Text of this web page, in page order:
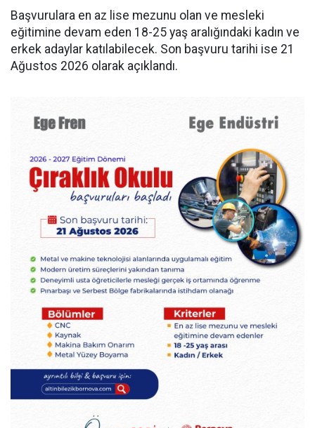
Başvurulara en az lise mezunu olan ve mesleki
eğitimine devam eden 18-25 yaş aralığındaki kadın ve
erkek adaylar katılabilecek. Son başvuru tarihi ise 21
Ağustos 2026 olarak açıklandı.